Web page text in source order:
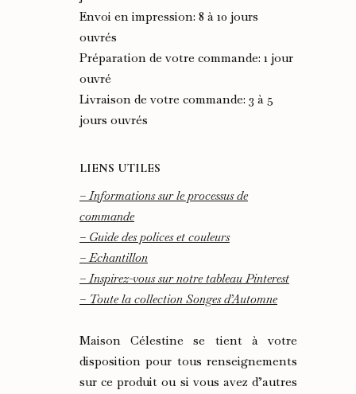
Envoi en impression: 8 à 10 jours
ouvrés
Préparation de votre commande: 1 jour
ouvré
Livraison de votre commande: 3 à 5
jours ouvrés
LIENS UTILES
– Informations sur le processus de
commande
– Guide des polices et couleurs
– Echantillon
– Inspirez-vous sur notre tableau Pinterest
– Toute la collection Songes d’Automne
Maison Célestine se tient à votre
disposition pour tous renseignements
sur ce produit ou si vous avez d’autres